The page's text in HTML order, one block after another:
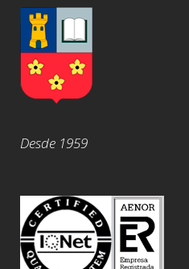
Desde 1959